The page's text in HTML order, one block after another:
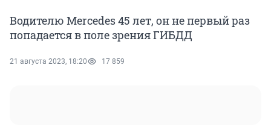
Водителю Mercedes 45 лет, он не первый раз
попадается в поле зрения ГИБДД
21 августа 2023, 18:20 17 859